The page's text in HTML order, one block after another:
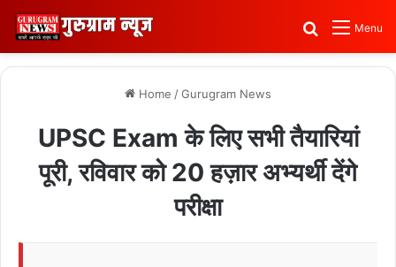
Menu
Search for
Home /Gurugram News
UPSC Exam के लिए सभी तैयारियां
पूरी, रविवार को 20 हज़ार अभ्यर्थी देंगे
परीक्षा